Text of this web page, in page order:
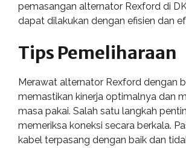
pemasangan alternator Rexford di
dapat dilakukan dengan efisien dan
Tips Pemeliharaan
Merawat alternator Rexford dengan
memastikan kinerja optimalnya dan
masa pakai. Salah satu langkah
memeriksa koneksi secara berkala.
kabel terpasang dengan baik dan